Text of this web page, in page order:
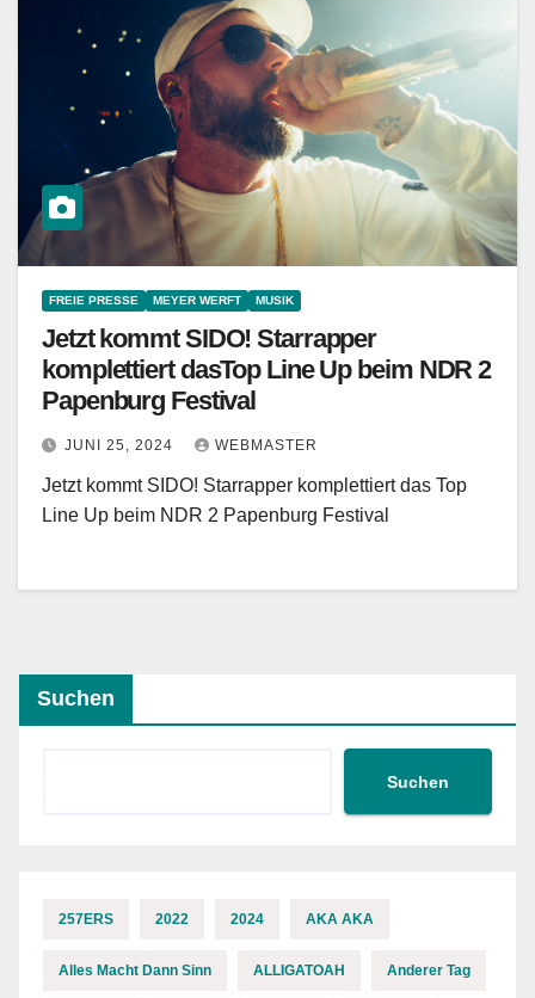
FREIE PRESSE MEYER WERFT MUSIK
Jetzt kommt SIDO! Starrapper
komplettiert dasTop Line Up beim NDR 2
Papenburg Festival
JUNI 25, 2024 WEBMASTER
Jetzt kommt SIDO! Starrapper komplettiert das Top
Line Up beim NDR 2 Papenburg Festival
Suchen
Suchen
257ERS 2022 2024 AKA AKA
Alles Macht Dann Sinn ALLIGATOAH Anderer Tag